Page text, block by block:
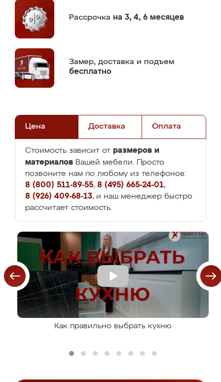
Рассрочка на 3, 4, 6 месяцев
Замер, доставка и подъем
бесплатно
Цена Доставка Оплата
Стоимость зависит от размеров и
материалов Вашей мебели. Просто
позвоните нам по любому из телефонов:
8 (800) 511-89-55, 8 (495) 665-24-01,
8 (926) 409-68-13, и наш менеджер быстро
рассчитает стоимость.
Как правильно выбрать кухню